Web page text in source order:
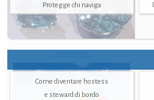
Protegge chi naviga
Come diventare hostess
e steward di bordo